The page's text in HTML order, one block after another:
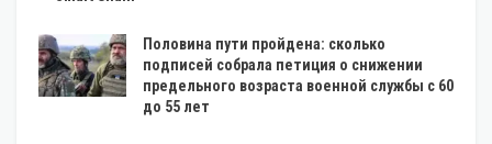
Половина пути пройдена: сколько
подписей собрала петиция о снижении
предельного возраста военной службы с 60
до 55 лет